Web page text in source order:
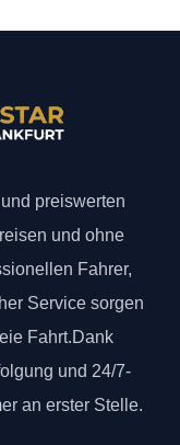
preiswerten
und ohne
Fahrer,
Service sorgen
Fahrt.Dank
und 24/7-
an erster Stelle.